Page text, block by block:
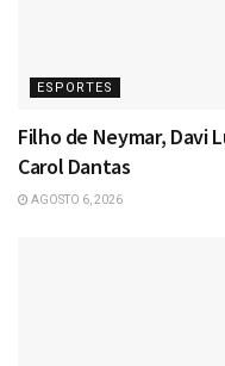
ESPORTES
Filho de Neymar, Davi
Carol Dantas
AGOSTO 6, 2026